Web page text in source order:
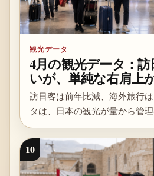
観光データ
4月の観光データ：
いが、単純な右肩上
訪日客は前年比減、海外旅行
タは、日本の観光が量から管
10